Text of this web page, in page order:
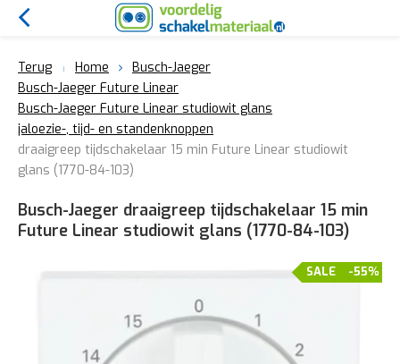
Terug Home
Busch-Jaeger
Busch-Jaeger Future Linear
Busch-Jaeger Future Linear studiowit glans
jaloezie-, tijd- en standenknoppen
draaigreep tijdschakelaar 15 min Future Linear studiowit
glans (1770-84-103)
Busch-Jaeger draaigreep tijdschakelaar 15 min
Future Linear studiowit glans (1770-84-103)
-55%
SALE